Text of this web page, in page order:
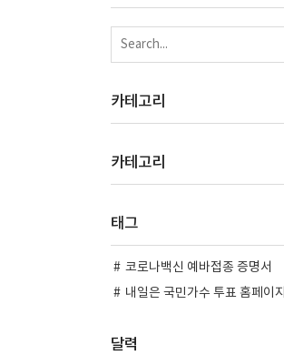
카테고리
카테고리
태그
코로나백신 예바접종 증명서
내일은 국민가수 투표 홈페이지
달력